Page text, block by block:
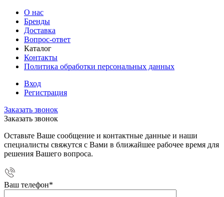
О нас
Бренды
Доставка
Вопрос-ответ
Каталог
Контакты
Политика обработки персональных данных
Вход
Регистрация
Заказать звонок
Заказать звонок
Оставьте Ваше сообщение и контактные данные и наши
специалисты свяжутся с Вами в ближайшее рабочее время для
решения Вашего вопроса.
Ваш телефон*